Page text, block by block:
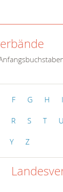
F G H I
R S T U
Y Z